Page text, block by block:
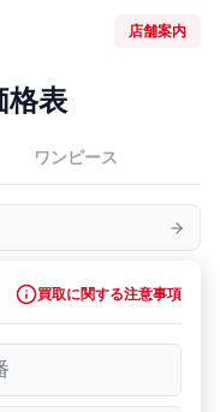
店舗案内
格表
ワンピース
買取に関する注意事項